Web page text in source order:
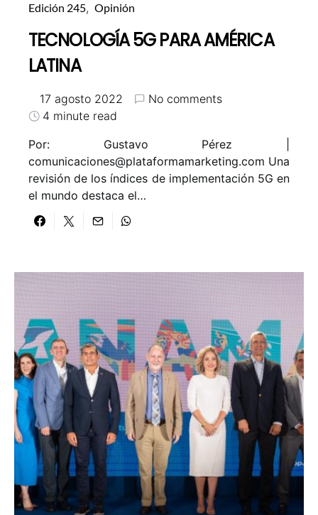
Edición 245 Opinión
TECNOLOGÍA 5G PARA AMÉRICA
LATINA
17 agosto 2022
No comments
4 minute read
Por: Gustavo Pérez |
comunicaciones@plataformamarketing.com Una
revisión de los índices de implementación 5G en
el mundo destaca el…